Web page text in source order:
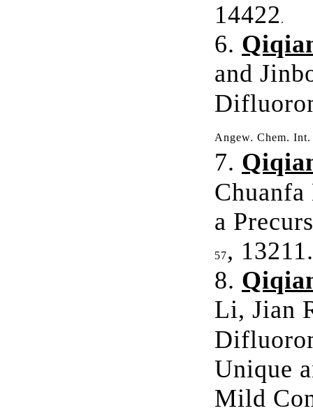
14422 .
6.
and
Angew. Chem.
7.
a
57, 13211.
8.
Li, Jian
Unique
Mild